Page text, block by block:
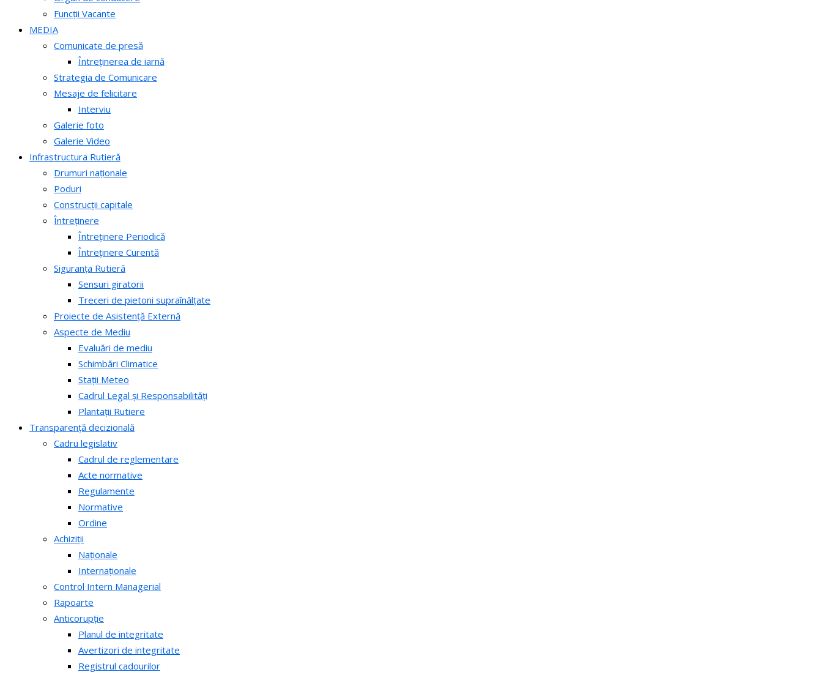
Funcții Vacante
MEDIA
Comunicate de presă
Întreținerea de iarnă
Strategia de Comunicare
Mesaje de felicitare
Interviu
Galerie foto
Galerie Video
Infrastructura Rutieră
Drumuri naționale
Poduri
Construcții capitale
Întreținere
Întreținere Periodică
Întreținere Curentă
Siguranța Rutieră
Sensuri giratorii
Treceri de pietoni supraînălțate
Proiecte de Asistență Externă
Aspecte de Mediu
Evaluări de mediu
Schimbări Climatice
Stații Meteo
Cadrul Legal și Responsabilități
Plantații Rutiere
Transparență decizională
Cadru legislativ
Cadrul de reglementare
Acte normative
Regulamente
Normative
Ordine
Achiziții
Naționale
Internaționale
Control Intern Managerial
Rapoarte
Anticorupție
Planul de integritate
Avertizori de integritate
Registrul cadourilor